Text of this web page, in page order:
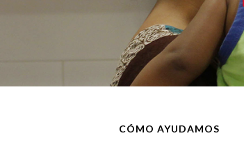
CÓMO AYUDAMOS